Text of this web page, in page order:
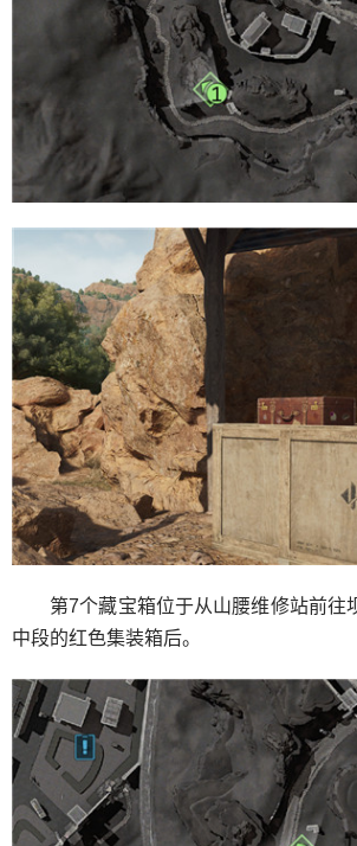
第7个藏宝箱位于从山腰维修站前往
中段的红色集装箱后。